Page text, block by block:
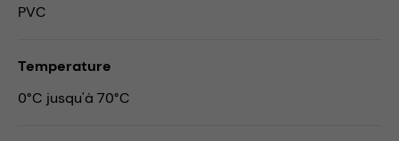
PVC
Temperature
0°C jusqu'à 70°C